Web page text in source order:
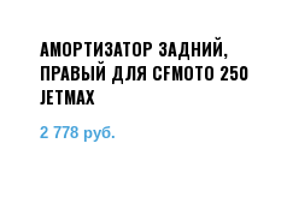
АМОРТИЗАТОР ЗАДНИЙ,
ПРАВЫЙ ДЛЯ CFMOTO 250
JETMAX
2 778 руб.